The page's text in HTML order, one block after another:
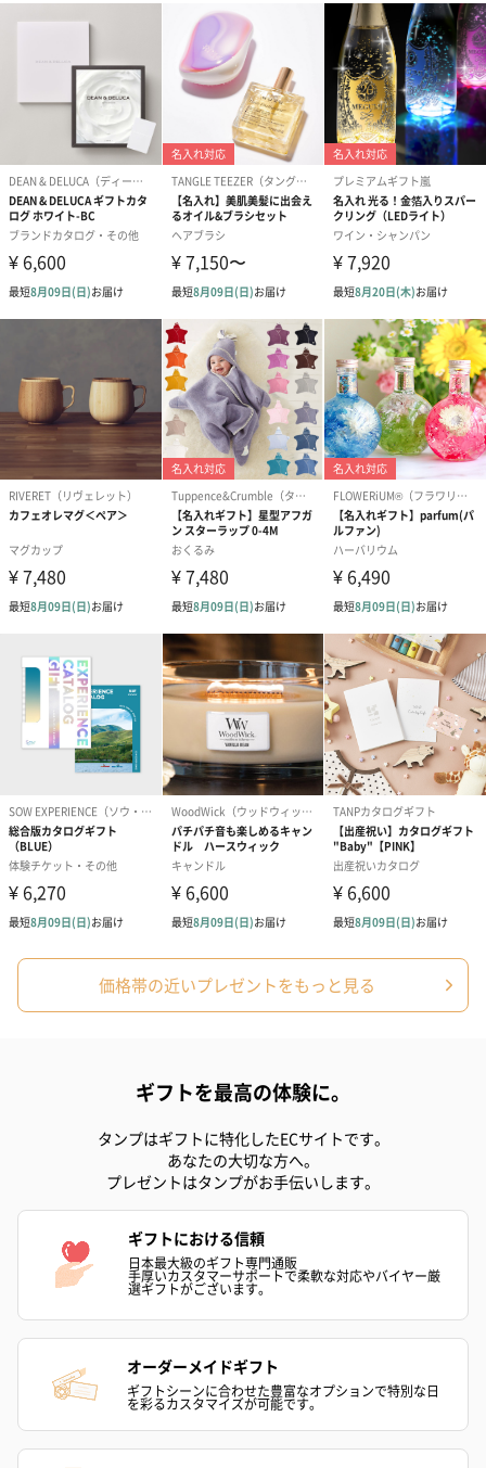
（2,702円）
ノンカフェインフルー
ツティー（562円）
葉酸入りデカ
ヒー（875円）
ベビーグッズ
出産祝いギフトへの＋αにおすすめです。新生児〜1歳ごろまでの
赤ちゃん向けのアイテムをご用意しました。
商品と同梱してお届けいたします。
スタイ（ブルー）
（2,310円）
ソックス（ピンク）
（1,650円）
ソックス（ブ
（1,650円）
生花
生花のブーケを同梱します。
※9-15時にご注文いただく場合、最短のお届け可能日が通常より
も1日遅くなります。
シーズンブーケ（ひま
わり）（1,880円）
ブーケ（ホワイトグリ
ーン）（1,650円）
ブーケ（ピン
（1,650円）
ドライフラワー・プリザーブドフラワー
一部花材が写真と異なる場合がございます。予めご了承くださ
い。パッケージに入れてお届けします。
プリザーブドフラワー
ブーケ（ピンク）
プリザーブドフラワー
ブーケ（ブルー）
（2,580円）
アミュレット
ク）（1,500円
ぬいぐるみ
価格帯の近いプレゼントをもっと見る
ギフトを最高の体験に。
タンプはギフトに特化したECサイトです。
あなたの大切な方へ。
プレゼントはタンプがお手伝いします。
ギフトにおける信頼
日本最大級のギフト専門通販
手厚いカスタマーサポートで柔軟な対応やバイヤー厳
選ギフトがございます。
オーダーメイドギフト
ギフトシーンに合わせた豊富なオプションで特別な日
を彩るカスタマイズが可能です。